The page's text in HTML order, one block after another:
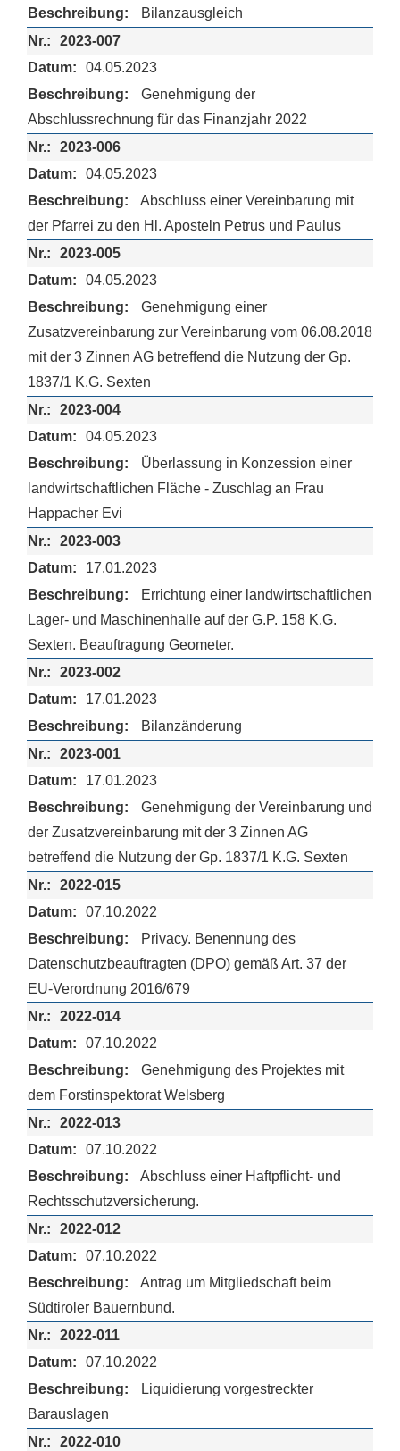
Bilanzausgleich
2023-007
04.05.2023
Genehmigung der
Abschlussrechnung für das Finanzjahr 2022
2023-006
04.05.2023
Abschluss einer Vereinbarung mit
der Pfarrei zu den Hl. Aposteln Petrus und Paulus
2023-005
04.05.2023
Genehmigung einer
Zusatzvereinbarung zur Vereinbarung vom 06.08.2018
mit der 3 Zinnen AG betreffend die Nutzung der Gp.
1837/1 K.G. Sexten
2023-004
04.05.2023
Überlassung in Konzession einer
landwirtschaftlichen Fläche - Zuschlag an Frau
Happacher Evi
2023-003
17.01.2023
Errichtung einer landwirtschaftlichen
Lager- und Maschinenhalle auf der G.P. 158 K.G.
Sexten. Beauftragung Geometer.
2023-002
17.01.2023
Bilanzänderung
2023-001
17.01.2023
Genehmigung der Vereinbarung und
der Zusatzvereinbarung mit der 3 Zinnen AG
betreffend die Nutzung der Gp. 1837/1 K.G. Sexten
2022-015
07.10.2022
Privacy. Benennung des
Datenschutzbeauftragten (DPO) gemäß Art. 37 der
EU-Verordnung 2016/679
2022-014
07.10.2022
Genehmigung des Projektes mit
dem Forstinspektorat Welsberg
2022-013
07.10.2022
Abschluss einer Haftpflicht- und
Rechtsschutzversicherung.
2022-012
07.10.2022
Antrag um Mitgliedschaft beim
Südtiroler Bauernbund.
2022-011
07.10.2022
Liquidierung vorgestreckter
Barauslagen
2022-010